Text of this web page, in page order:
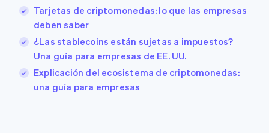
Tarjetas de criptomonedas: lo que las empresas
deben saber
¿Las stablecoins están sujetas a impuestos?
Una guía para empresas de EE. UU.
Explicación del ecosistema de criptomonedas:
una guía para empresas
España
Español
Estados Unidos
EnglishEspañol简体中文
Estonia
Finlandia
EnglishSvenska